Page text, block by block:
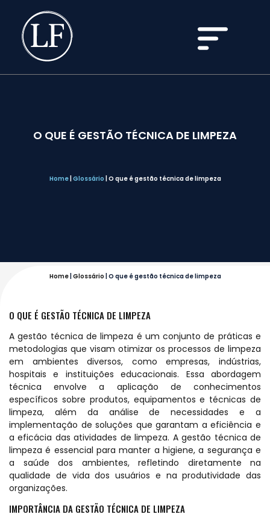
O QUE É GESTÃO TÉCNICA DE LIMPEZA
Home| Glossário O que é gestão técnica de limpeza
Home| Glossário O que é gestão técnica de limpeza
O QUE É GESTÃO TÉCNICA DE LIMPEZA
A gestão técnica de limpeza é um conjunto de práticas e
metodologias que visam otimizar os processos de limpeza
em ambientes diversos, como empresas, indústrias,
hospitais e instituições educacionais. Essa abordagem
técnica envolve a aplicação de conhecimentos
específicos sobre produtos, equipamentos e técnicas de
limpeza, além da análise de necessidades e a
implementação de soluções que garantam a eficiência e
a eficácia das atividades de limpeza. A gestão técnica de
limpeza é essencial para manter a higiene, a segurança e
a saúde dos ambientes, refletindo diretamente na
qualidade de vida dos usuários e na produtividade das
organizações.
IMPORTÂNCIA DA GESTÃO TÉCNICA DE LIMPEZA